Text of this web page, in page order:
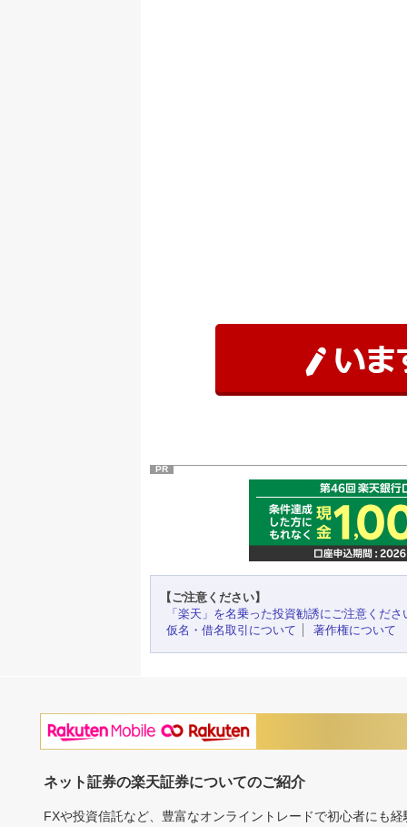
PR
【ご注意ください】
「楽天」を名乗った投資勧誘にご注意くださ
仮名・借名取引について
著作権について
ネット証券の楽天証券についてのご紹介
FXや投資信託など、豊富なオンライントレードで初心者にも